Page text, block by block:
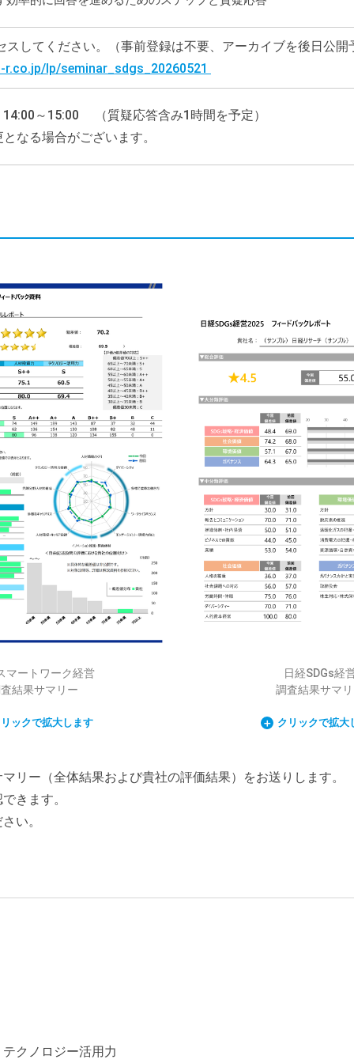
スしてください。（事前登録は不要、アーカイブを後日公開
r.co.jp/lp/seminar_sdgs_20260521
～15:00 （質疑応答含み1時間を予定）
なる場合がございます。
マートワーク経営
結果サマリー
ックで拡大します
日経SDGs経
調査結果サマ
クリックで拡大
リー（全体結果および貴社の評価結果）をお送りします。
きます。
い。
クノロジー活用力